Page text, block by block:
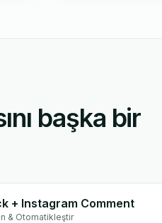
başka bir
+ Instagram Comment
& Otomatikleştir